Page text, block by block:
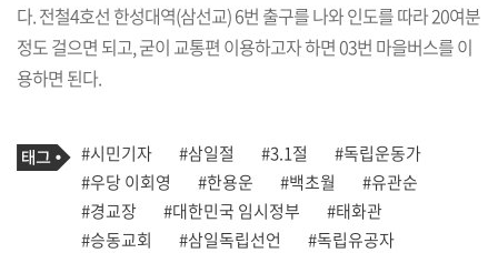
다. 전철4호선 한성대역(삼선교) 6번 출구를 나와 인도를 따라 20여분
정도 걸으면 되고, 굳이 교통편 이용하고자 하면 03번 마을버스를 이
용하면 된다.
기
사
관
련
태
그
태
그
#시민기자 #삼일절 #3.1절
#독립운동가
#우당 이회영
#한용운 #백초월
#유관순
#경교장
#대한민국 임시정부
#태화관
#승동교회
#삼일독립선언
#독립유공자